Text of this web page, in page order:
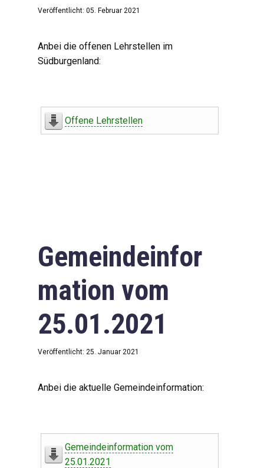
Veröffentlicht: 05. Februar 2021
Anbei die offenen Lehrstellen im
Südburgenland:
Offene Lehrstellen
Gemeindeinfor
mation vom
25.01.2021
Veröffentlicht: 25. Januar 2021
Anbei die aktuelle Gemeindeinformation:
Gemeindeinformation vom
25.01.2021